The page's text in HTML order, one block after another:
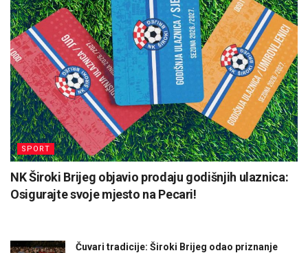
SPORT
NK Široki Brijeg objavio prodaju godišnjih ulaznica:
Osigurajte svoje mjesto na Pecari!
Čuvari tradicije: Široki Brijeg odao priznanje